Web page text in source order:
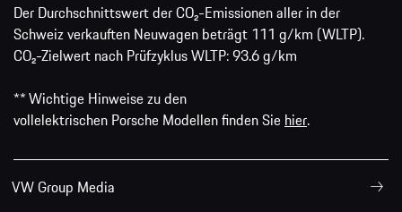
Der Durchschnittswert der CO₂-Emissionen aller in der
Schweiz verkauften Neuwagen beträgt 111 g/km (WLTP).
CO₂-Zielwert nach Prüfzyklus WLTP: 93.6 g/km
** Wichtige Hinweise zu den
vollelektrischen Porsche Modellen finden Sie hier.
VW Group Media